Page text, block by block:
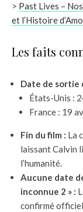
> Past Lives –
et l’Histoire
Les faits
Date de sortie
États-Unis :
France : 19
Fin du film : La
laissant Calvin
l’humanité.
Aucune date
inconnue 2 » :
confirmé